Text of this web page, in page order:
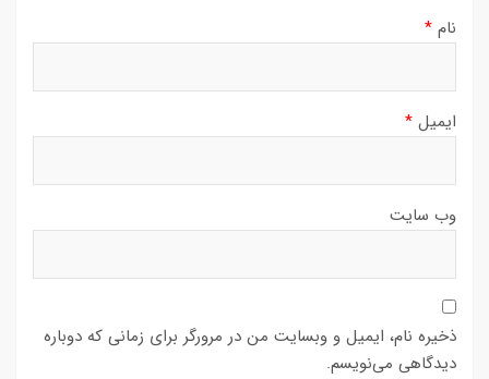
نام *
ایمیل *
وب‌ سایت
ذخیره نام، ایمیل و وبسایت من در مرورگر برای زمانی که دوباره
دیدگاهی می‌نویسم.